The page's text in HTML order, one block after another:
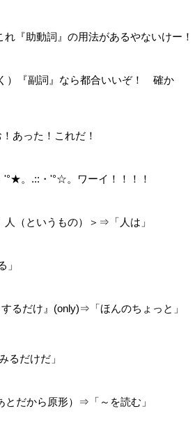
『助動詞』の用法があるやないけー！
）『副詞』なら都合いいぞ！ 確か
あった！これだ！
・'°☆。ワーイ！！！！
（というもの）＞⇒「人は」
るだけ』(only)⇒「ほんのちょっと」
だけだ」
だから原形）⇒「～を読む」